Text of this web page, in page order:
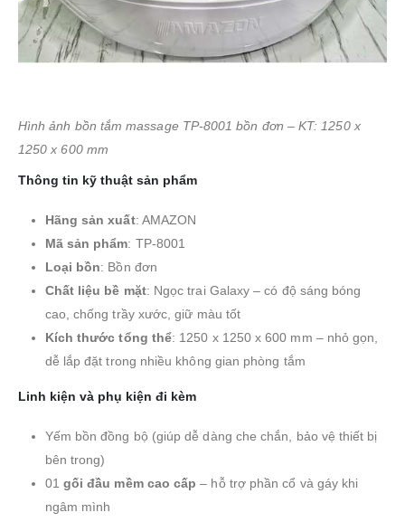
Hình ảnh bồn tắm massage TP-8001 bồn đơn – KT: 1250 x
1250 x 600 mm
Thông tin kỹ thuật sản phẩm
Hãng sản xuất: AMAZON
Mã sản phẩm: TP-8001
Loại bồn: Bồn đơn
Chất liệu bề mặt: Ngọc trai Galaxy – có độ sáng bóng
cao, chống trầy xước, giữ màu tốt
Kích thước tổng thể: 1250 x 1250 x 600 mm – nhỏ gọn,
dễ lắp đặt trong nhiều không gian phòng tắm
Linh kiện và phụ kiện đi kèm
Yếm bồn đồng bộ (giúp dễ dàng che chắn, bảo vệ thiết bị
bên trong)
01 gối đầu mềm cao cấp – hỗ trợ phần cổ và gáy khi
ngâm mình